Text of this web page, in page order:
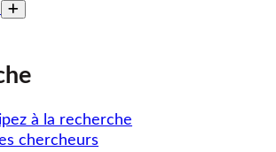
Toggle submenu
à la recherche
chercheurs